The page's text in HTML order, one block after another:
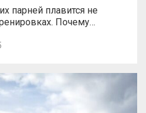
парней плавится не
Почему…